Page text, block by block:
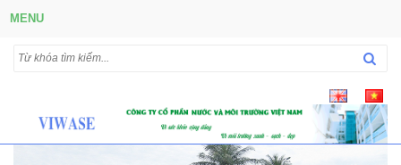
MENU